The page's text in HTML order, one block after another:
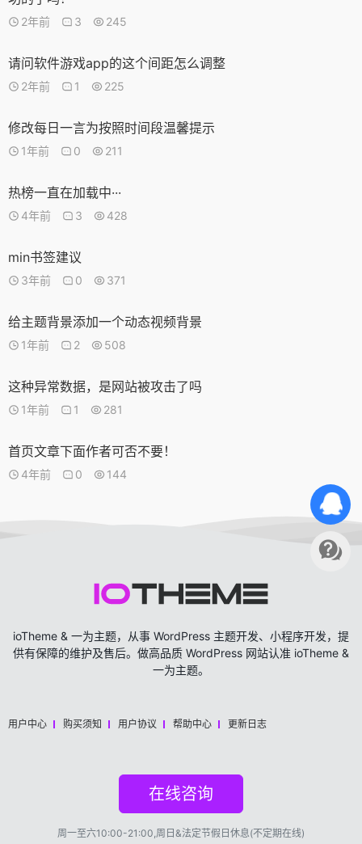
2年前 3 245
请问软件游戏app的这个间距怎么调整
2年前 1 225
修改每日一言为按照时间段温馨提示
1年前 0 211
热榜一直在加载中···
4年前 3 428
min书签建议
3年前 0 371
给主题背景添加一个动态视频背景
1年前 2 508
这种异常数据，是网站被攻击了吗
1年前 1 281
首页文章下面作者可否不要！
4年前 0 144
ioTheme & 一为主题，从事 WordPress 主题开发、小程序开发，提
供有保障的维护及售后。做高品质 WordPress 网站认准 ioTheme &
一为主题。
用户中心 购买须知 用户协议 帮助中心 更新日志
在线咨询
周一至六10:00-21:00,周日&法定节假日休息(不定期在线)